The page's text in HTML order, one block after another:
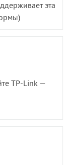
эта
TP-Link —